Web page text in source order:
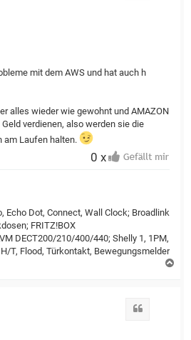
mit dem AWS und hat auch h
alles wieder wie gewohnt und AMAZON
verdienen, also werden sie die
am Laufen halten.
0 x
Echo Dot, Connect, Wall Clock; Broadlink
FRITZ!BOX
DECT200/210/400/440; Shelly 1, 1PM,
T, Flood, Türkontakt, Bewegungsmelder